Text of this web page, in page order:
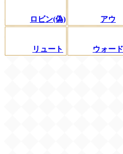
ロビン(偽) アウ
リュート ウォード